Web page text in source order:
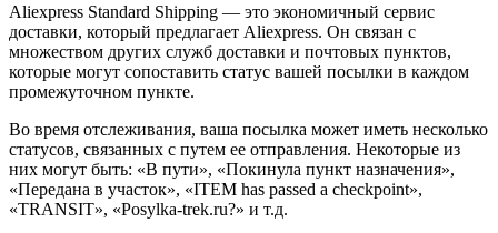
Aliexpress Standard Shipping — это экономичный сервис
доставки, который предлагает Aliexpress. Он связан с
множеством других служб доставки и почтовых пунктов,
которые могут сопоставить статус вашей посылки в каждом
промежуточном пункте.
Во время отслеживания, ваша посылка может иметь несколько
статусов, связанных с путем ее отправления. Некоторые из
них могут быть: «В пути», «Покинула пункт назначения»,
«Передана в участок», «ITEM has passed a checkpoint»,
«TRANSIT», «Posylka-trek.ru?» и т.д.